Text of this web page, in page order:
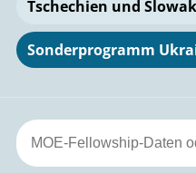
Tschechien und
Sonderprogramm